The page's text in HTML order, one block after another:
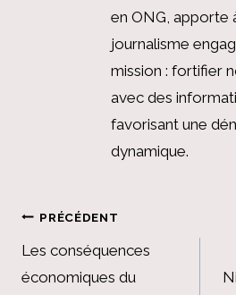
en ONG, apporte
journalisme
mission : fortifier
avec des
favorisant une
dynamique.
Navigation
de
PRÉCÉDENT
Les conséquences
économiques du